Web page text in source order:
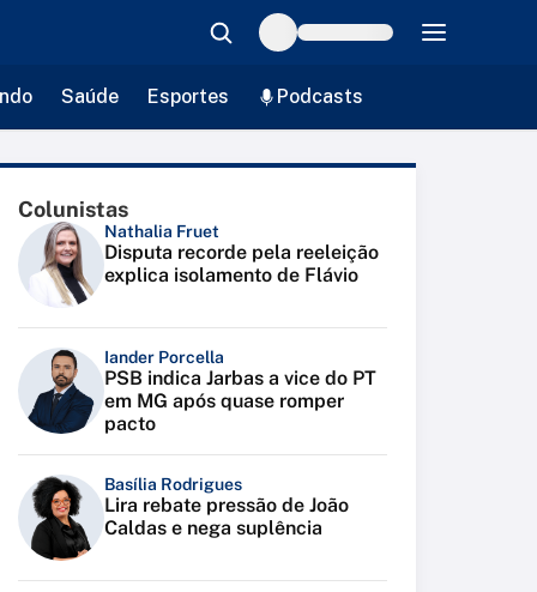
Saúde Esportes Podcasts
Colunistas
Nathalia Fruet
Disputa recorde pela reeleição
explica isolamento de Flávio
Iander Porcella
PSB indica Jarbas a vice do PT
em MG após quase romper
pacto
Basília Rodrigues
Lira rebate pressão de João
Caldas e nega suplência